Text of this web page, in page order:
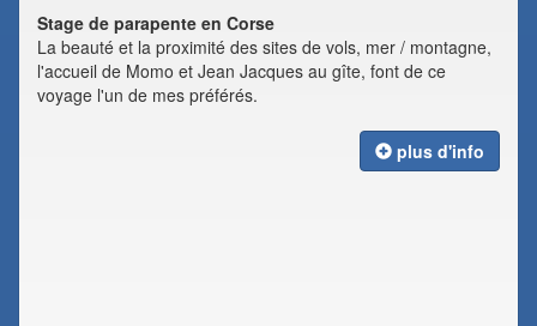
Stage de parapente en Corse
La beauté et la proximité des sites de vols, mer / montagne,
l'accueil de Momo et Jean Jacques au gîte, font de ce
voyage l'un de mes préférés.
plus d'info